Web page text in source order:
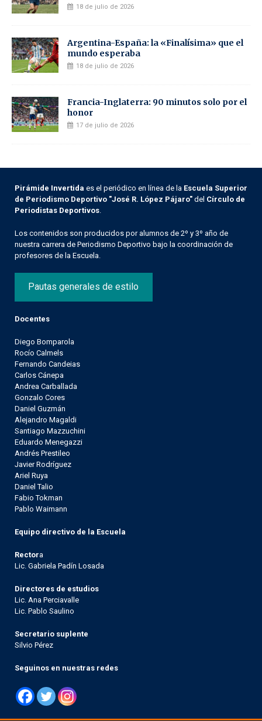
18 de julio de 2026
Argentina-España: la «Finalísima» que el
mundo esperaba
18 de julio de 2026
Francia-Inglaterra: 90 minutos solo por el
honor
17 de julio de 2026
Pirámide Invertida es el periódico en línea de la Escuela Superior
de Periodismo Deportivo "José R. López Pájaro" del Círculo de
Periodistas Deportivos
Los contenidos son producidos por alumnos de 2º y 3º año de
nuestra carrera de Periodismo Deportivo bajo la coordinación de
profesores de la Escuela.
Pautas generales de estilo
Docentes
Diego Bomparola
Rocío Calmels
Fernando Candeias
Carlos Cánepa
Andrea Carballada
Gonzalo Cores
Daniel Guzmán
Alejandro Magaldi
Santiago Mazzuchini
Eduardo Menegazzi
Andrés Prestileo
Javier Rodríguez
Ariel Ruya
Daniel Talio
Fabio Tokman
Pablo Waimann
Equipo directivo de la Escuela
Rectora
Lic. Gabriela Padín Losada
Directores de estudios
Lic. Ana Perciavalle
Lic. Pablo Saulino
Secretario suplente
Silvio Pérez
Seguinos en nuestras redes